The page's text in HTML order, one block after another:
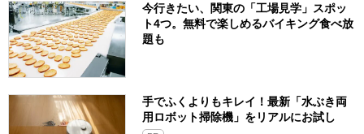
今行きたい、関東の「工場見学」スポッ
ト4つ。無料で楽しめるバイキング食べ放
題も
手でふくよりもキレイ！最新「水ぶき両
用ロボット掃除機」をリアルにお試し